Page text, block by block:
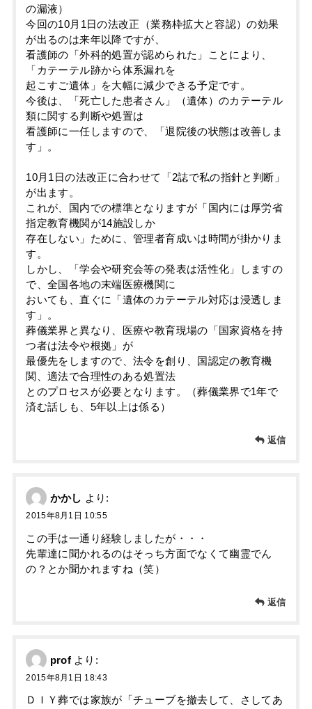
の漏液）
今回の10月1日の法改正（業務枠拡大と容認）の効果
が出るのは来年以降ですが、
看護師の「外科的処置が認められた」ことにより、
「カテーテル跡から体系漏れを
起こすご遺体」を大幅に減少できる予定です。
今後は、「死亡した患者さん」（遺体）のカテーテル
類に関する判断や処置は
看護師に一任しますので、「退院後の状態は改善しま
す」。
10月1日の法改正に合わせて「2誌で私の指針と判断」
が出ます。
これが、国内での標準となりますが「国内には厚労省
指定教育機関が14施設しか
存在しない」ために、管理者育成いは時間が掛かりま
す。
しかし、「学会や研究会等の発表は活性化」しますの
で、全国各地の末端医療機関に
おいても、直ぐに「遺体のカテーテル対応は浸透しま
す」。
葬儀業界と異なり、医療や教育現場の「国家資格を持
つ者は法令や根拠」が
最優先をしますので、法令を創り、国認定の教育機
関、適法で合理性のある処置法
とのプロセスが必要となります。（葬儀業界で1年で
済む話しも、5年以上は係る）
返信
かかし より:
2015年8月1日 10:55
この手は一通り経験しましたが・・・
先輩達に聞かれるのはそっち方面でなくて幽霊でん
の？とか聞かれますね（笑）
返信
prof より:
2015年8月1日 18:43
ＤＩＹ葬では家族が「チューブを撤去して、さしてあ